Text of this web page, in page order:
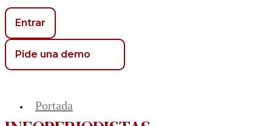
Entrar
Pide una demo
Portada